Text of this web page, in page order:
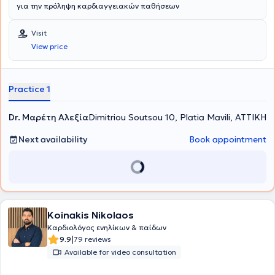
για την πρόληψη καρδιαγγειακών παθήσεων
Visit
View price
Practice 1
Dr. Μαρέτη ΑλεξίαDimitriou Soutsou 10, Platia Mavili, ΑΤΤΙΚΗ
Next availability
Book appointment
Koinakis Nikolaos
Καρδιολόγος ενηλίκων & παίδων
9.9|79 reviews
Available for video consultation